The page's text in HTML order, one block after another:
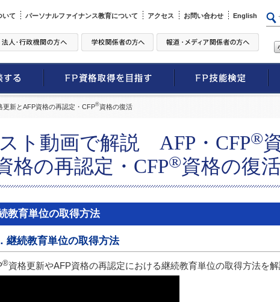
いて パーソナルファイナンス教育について アクセス お問い合わせ English
更新とAFP資格の再認定・CFP®資格の復活
ト動画で解説 AFP・CFP®
格の再認定・CFP®資格の復活
教育単位の取得方法
継続教育単位の取得方法
®資格更新やAFP資格の再認定における継続教育単位の取得方法を解